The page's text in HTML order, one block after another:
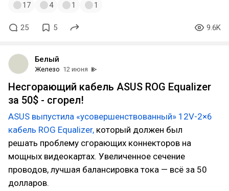
17 4 1 1
25 5 9.6K
Белый
Железо 12 июня
Несгорающий кабель ASUS ROG Equalizer
за 50$ - сгорел!
ASUS выпустила «усовершенствованный» 12V-2×6
кабель ROG Equalizer, который должен был
решать проблему сгорающих коннекторов на
мощных видеокартах. Увеличенное сечение
проводов, лучшая балансировка тока — всё за 50
долларов.